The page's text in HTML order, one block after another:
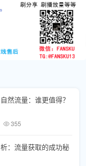
然流量：谁更值得？
355
：流量获取的成功秘